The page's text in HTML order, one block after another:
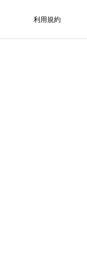
利用規約